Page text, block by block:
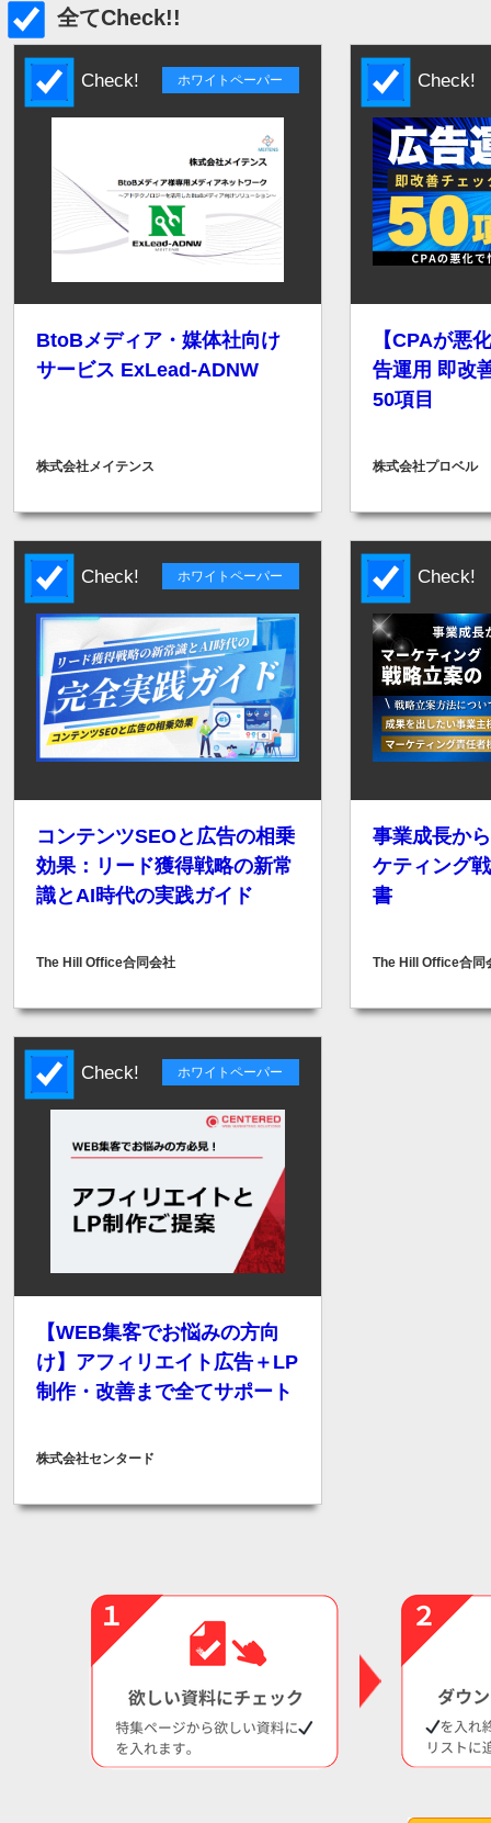
全てCheck!!
ホワイトペーパー
Check!
BtoBメディア・媒体社向け
サービス ExLead-ADNW
株式会社メイテンス
Check!
【CPAが悪
告運用 即改
50項目
株式会社プロベル
ホワイトペーパー
Check!
コンテンツSEOと広告の相乗
効果：リード獲得戦略の新常
識とAI時代の実践ガイド
The Hill Office合同会社
Check!
事業成長か
ケティング
書
The Hill Office合同
ホワイトペーパー
Check!
【WEB集客でお悩みの方向
け】アフィリエイト広告＋LP
制作・改善まで全てサポート
株式会社センタード